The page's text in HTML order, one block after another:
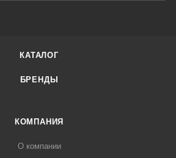
КАТАЛОГ
БРЕНДЫ
КОМПАНИЯ
О компании